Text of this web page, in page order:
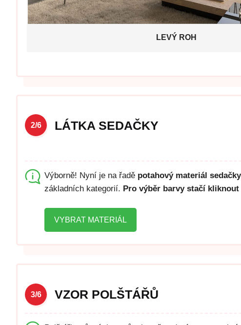
LEVÝ ROH
2/6 LÁTKA SEDAČKY
Výborně! Nyní je na řadě potahový materiál sedačky
základních kategorií. Pro výběr barvy stačí
VYBRAT MATERIÁL
3/6 VZOR POLŠTÁŘŮ